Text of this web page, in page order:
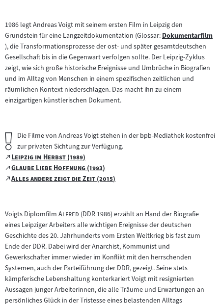
1986 legt Andreas Voigt mit seinem ersten Film in Leipzig den
Grundstein für eine Langzeitdokumentation (Glossar:Zum
Inhalt:
Dokumentarfilm
), die Transformationsprozesse der ost- und später gesamtdeutschen
Gesellschaft bis in die Gegenwart verfolgen sollte. Der Leipzig-Zyklus
zeigt, wie sich große historische Ereignisse und Umbrüche in Biografien
und im Alltag von Menschen in einem spezifischen zeitlichen und
räumlichen Kontext niederschlagen. Das macht ihn zu einem
einzigartigen künstlerischen Dokument.
Wichtiger
Hinweis:
Die Filme von Andreas Voigt stehen in der bpb-Mediathek kostenfrei
zur privaten Sichtung zur Verfügung.
" Zum
externen
Inhalt:
Leipzig im Herbst (1989)
(öffnet
im
neuen
" Zum
externen
Glaube Liebe Hoffnung (1993)
(öffnet
im
" Zum
Alles andere zeigt die Zeit (2015)
(öffnet
Tab)
Voigts Diplomfilm "
Alfred "(DDR 1986) erzählt an Hand der Biografie
eines Leipziger Arbeiters alle wichtigen Ereignisse der deutschen
Geschichte des 20. Jahrhunderts vom Ersten Weltkrieg bis fast zum
Ende der DDR. Dabei wird der Anarchist, Kommunist und
Gewerkschafter immer wieder im Konflikt mit den herrschenden
Systemen, auch der Parteiführung der DDR, gezeigt. Seine stets
kämpferische Lebenshaltung konterkariert Voigt mit resignierten
Aussagen junger Arbeiterinnen, die alle Träume und Erwartungen an
persönliches Glück in der Tristesse eines belastenden Alltags